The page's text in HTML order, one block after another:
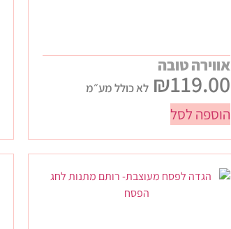
אווירה טובה
₪119.00 לא כולל מע״מ
הוספה לסל